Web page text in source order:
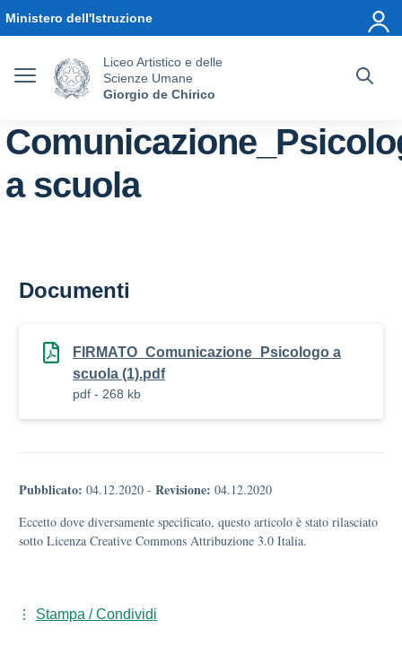
Ministero dell'Istruzione
Liceo Artistico e delle
Scienze Umane
Giorgio de Chirico
a scuola
Documenti
FIRMATO_Comunicazione_Psicologo a
scuola (1).pdf
pdf - 268 kb
Pubblicato: 04.12.2020 - Revisione: 04.12.2020
Eccetto dove diversamente specificato, questo articolo è stato rilasciato
sotto Licenza Creative Commons Attribuzione 3.0 Italia.
Stampa / Condividi